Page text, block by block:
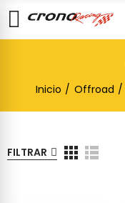
Inicio Offroad
FILTRAR